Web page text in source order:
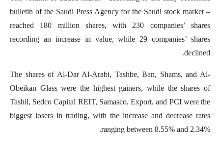
bulletin of the Saudi Press Agency for the Saudi stock market –
reached 180 million shares, with 230 companies’ shares
recording an increase in value, while 29 companies’ shares
declined.
The shares of Al-Dar Al-Arabi, Tashbe, Ban, Shams, and Al-
Obeikan Glass were the highest gainers, while the shares of
Tashil, Sedco Capital REIT, Samasco, Export, and PCI were the
biggest losers in trading, with the increase and decrease rates
ranging between 8.55% and 2.34%.